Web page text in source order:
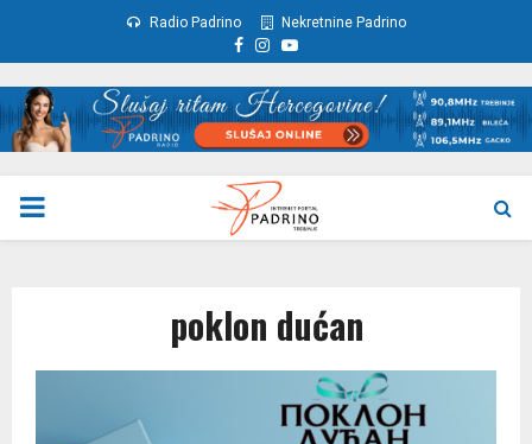
Radio Padrino Nekretnine Padrino
Facebook
Instagram
Youtube
PRIMARY
poklon dućan